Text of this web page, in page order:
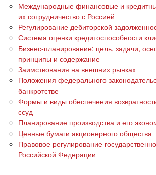
Международные финансовые и
их сотрудничество с Россией
Регулирование дебиторской
Система оценки кредитоспособности
Бизнес-планирование: цель, задачи,
принципы и содержание
Заимствования на внешних рынках
Положения федерального
банкротстве
Формы и виды обеспечения
ссуд
Планирование производства и его
Ценные бумаги акционерного общества
Правовое регулирование
Российской Федерации